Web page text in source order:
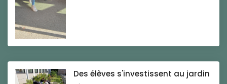
Des élèves s'investissent au jardin